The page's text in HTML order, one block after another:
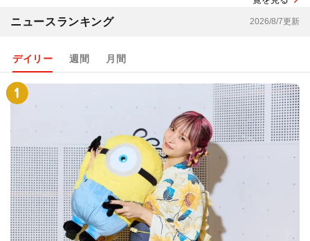
ニュースランキング 2026/8/7更新
デイリー 週間 月間